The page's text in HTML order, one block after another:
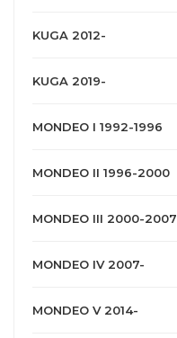
KUGA 2012-
KUGA 2019-
MONDEO I 1992-1996
MONDEO II 1996-2000
MONDEO III 2000-2007
MONDEO IV 2007-
MONDEO V 2014-